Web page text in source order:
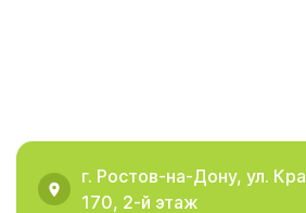
г. Ростов-на-Дону, ул.
170, 2-й этаж